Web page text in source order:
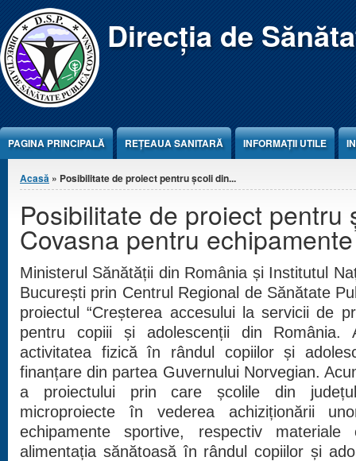
Jump to Content Direcția de
PAGINA PRINCIPALĂ REŢEAUA SANITARĂ INFORMAȚII UTILE
Eşti aici
Acasă » Posibilitate de proiect pentru școli din...
Posibilitate de proiect pentru
Covasna pentru
Ministerul Sănătății din România și Institutul
București prin Centrul Regional de Sănătate
proiectul “Creșterea accesului la servicii de
pentru copiii și adolescenții din România.
activitatea fizică în rândul copiilor și
finanțare din partea Guvernului Norvegian.
a proiectului prin care școlile din
microproiecte în vederea achiziționării
echipamente sportive, respectiv materiale
alimentația sănătoasă în rândul copiilor și